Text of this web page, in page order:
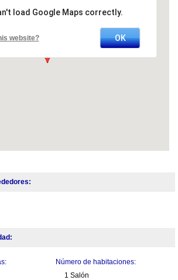
load Google Maps correctly.
website? OK
Número de habitaciones:
1 Salón